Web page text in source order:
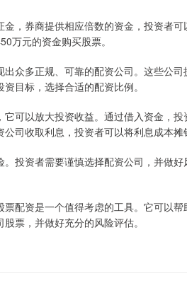
，券商提供相应倍数的资金，投资者
万元的资金购买股票。
众多正规、可靠的配资公司。这些公
目标，选择合适的配资比例。
可以放大投资收益。通过借入资金，
司收取利息，投资者可以将利息成本摊
投资者需要谨慎选择配资公司，并做
配资是一个值得考虑的工具。它可以
票，并做好充分的风险评估。